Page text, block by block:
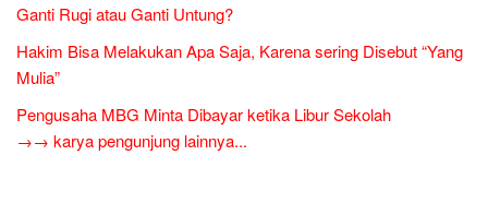
Ganti Rugi atau Ganti Untung?
Hakim Bisa Melakukan Apa Saja, Karena sering Disebut “Yang
Mulia”
Pengusaha MBG Minta Dibayar ketika Libur Sekolah
→→ karya pengunjung lainnya...